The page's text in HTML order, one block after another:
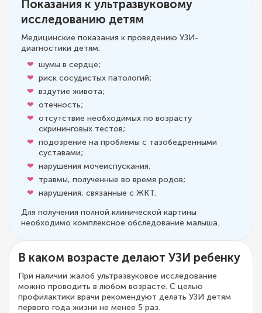
Показания к ультразвуковому
исследованию детям
Медицинские показания к проведению УЗИ-
диагностики детям:
шумы в сердце;
риск сосудистых патологий;
вздутие живота;
отечность;
отсутствие необходимых по возрасту
скрининговых тестов;
подозрение на проблемы с тазобедренными
суставами;
нарушения мочеиспускания;
травмы, полученные во время родов;
нарушения, связанные с ЖКТ.
Для получения полной клинической картины
необходимо комплексное обследование малыша.
В каком возрасте делают УЗИ ребенку
При наличии жалоб ультразвуковое исследование
можно проводить в любом возрасте. С целью
профилактики врачи рекомендуют делать УЗИ детям
первого года жизни не менее 5 раз.